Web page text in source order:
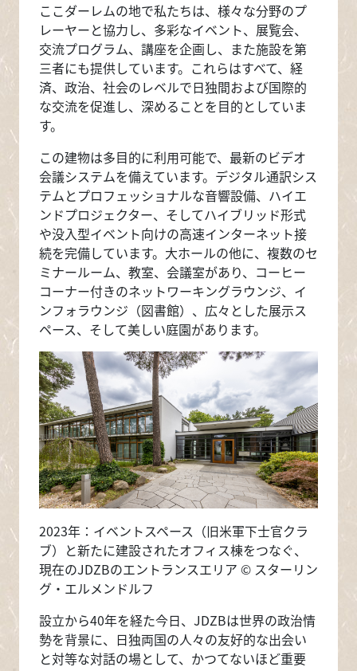
ここダーレムの地で私たちは、様々な分野のプ
レーヤーと協力し、多彩なイベント、展覧会、
交流プログラム、講座を企画し、また施設を第
三者にも提供しています。これらはすべて、経
済、政治、社会のレベルで日独間および国際的
な交流を促進し、深めることを目的としていま
す。
この建物は多目的に利用可能で、最新のビデオ
会議システムを備えています。デジタル通訳シス
テムとプロフェッショナルな音響設備、ハイエ
ンドプロジェクター、そしてハイブリッド形式
や没入型イベント向けの高速インターネット接
続を完備しています。大ホールの他に、複数のセ
ミナールーム、教室、会議室があり、コーヒー
コーナー付きのネットワーキングラウンジ、イ
ンフォラウンジ（図書館）、広々とした展示ス
ペース、そして美しい庭園があります。
画像
2023年：イベントスペース（旧米軍下士官クラ
ブ）と新たに建設されたオフィス棟をつなぐ、
現在のJDZBのエントランスエリア © スターリン
グ・エルメンドルフ
設立から40年を経た今日、JDZBは世界の政治情
勢を背景に、日独両国の人々の友好的な出会い
と対等な対話の場として、かつてないほど重要